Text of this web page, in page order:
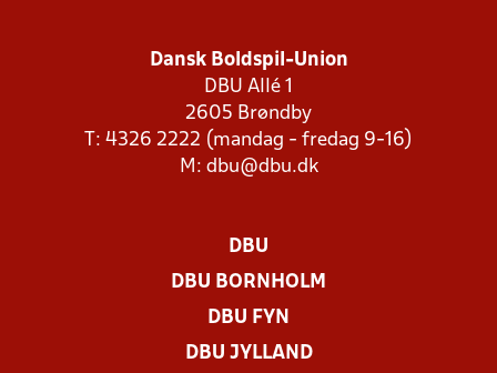
Dansk Boldspil-Union
DBU Allé 1
2605 Brøndby
T: 4326 2222 (mandag - fredag 9-16)
M: dbu@dbu.dk
DBU
DBU BORNHOLM
DBU FYN
DBU JYLLAND